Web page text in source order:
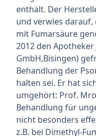
enthält. Der
und verwies
mit Fumarsäure
2012 den Apotheker
GmbH,Bisingen)
Behandlung der
halten sei. Er hat
umgehört: Prof.
Behandlung für
nicht besonders
z.B. bei Dimethyl-